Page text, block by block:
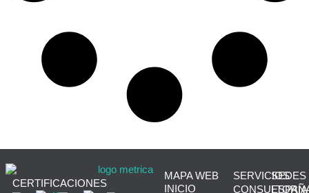
CERTIFICACIONES
MAPA WEB
INICIO
SERVICIOS
CONSULTORÍA
SEDES